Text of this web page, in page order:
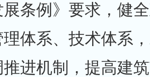
条例》要求，健
理体系、技术体系
推进机制，提高建